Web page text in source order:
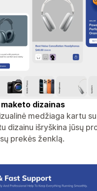
dizainas
medžiaga kartu
dizainu išryškina jūsų
prekės ženklą.